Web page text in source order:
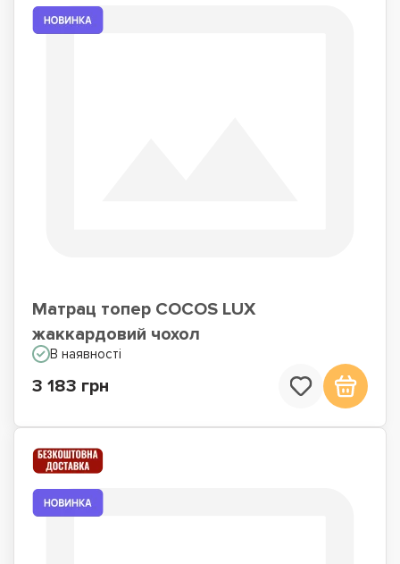
Матрац топер COCOS LUX
жаккардовий чохол
В наявності
3 183 грн